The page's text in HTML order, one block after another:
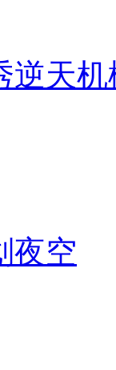
逆天机
夜空